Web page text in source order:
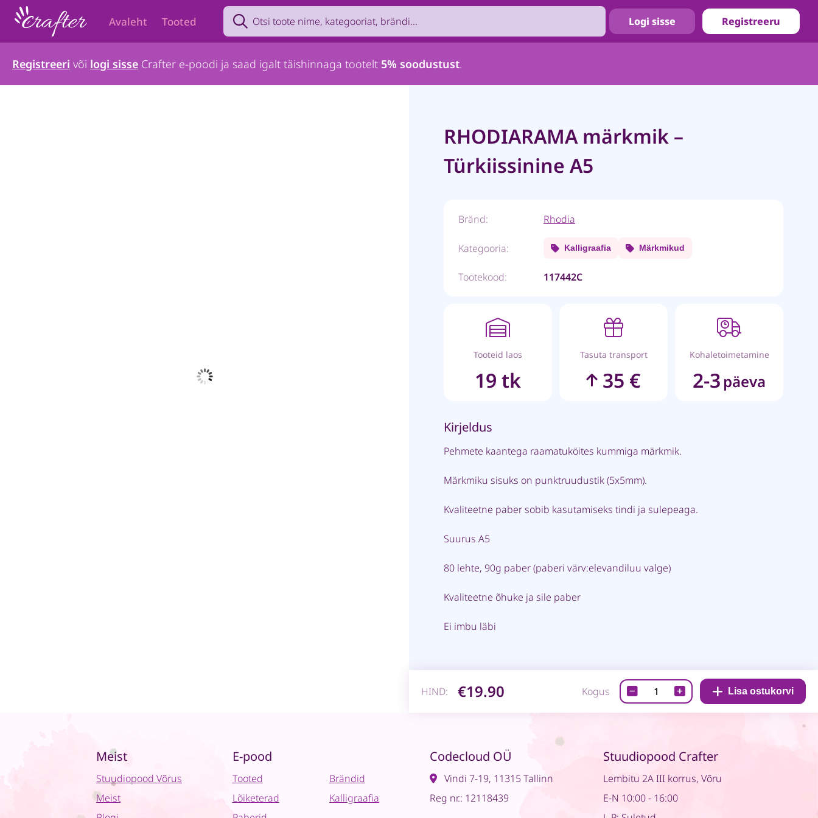
Avaleht Tooted
Search product by name, brand, category...
Logi sisse Registreeru
Registreeri või logi sisse Crafter e-poodi ja saad igalt täishinnaga tootelt 5% soodustust.
RHODIARAMA märkmik –
Türkiissinine A5
Bränd: Rhodia
Kategooria: Kalligraafia Märkmikud
Tootekood: 117442C
Tooteid laos
19 tk
Tasuta transport
35 €
Kohaletoimetamine
2-3 päeva
Kirjeldus
Pehmete kaantega raamatuköites kummiga märkmik.
Märkmiku sisuks on punktruudustik (5x5mm).
Kvaliteetne paber sobib kasutamiseks tindi ja sulepeaga.
Suurus A5
80 lehte, 90g paber (paberi värv:elevandiluu valge)
Kvaliteetne õhuke ja sile paber
Ei imbu läbi
HIND: €19.90 Kogus
RHODIARAMA
märkmik
quantity
Lisa ostukorvi
Meist
Stuudiopood Võrus
Meist
E-pood
Tooted
Lõiketerad
Brändid
Kalligraafia
Codecloud OÜ
Vindi 7-19, 11315 Tallinn
Reg nr.: 12118439
Stuudiopood Crafter
Lembitu 2A III korrus, Võru
E-N 10:00 - 16:00